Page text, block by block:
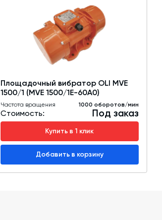
Площадочный вибратор OLI MVE
1500/1 (MVE 1500/1E-60A0)
Частота вращения 1000 оборотов/мин
Стоимость: Под заказ
Купить в 1 клик
Добавить в корзину